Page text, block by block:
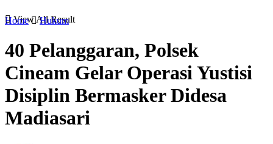
View All Result
Home Hukum
40 Pelanggaran, Polsek
Cineam Gelar Operasi Yustisi
Disiplin Bermasker Didesa
Madiasari